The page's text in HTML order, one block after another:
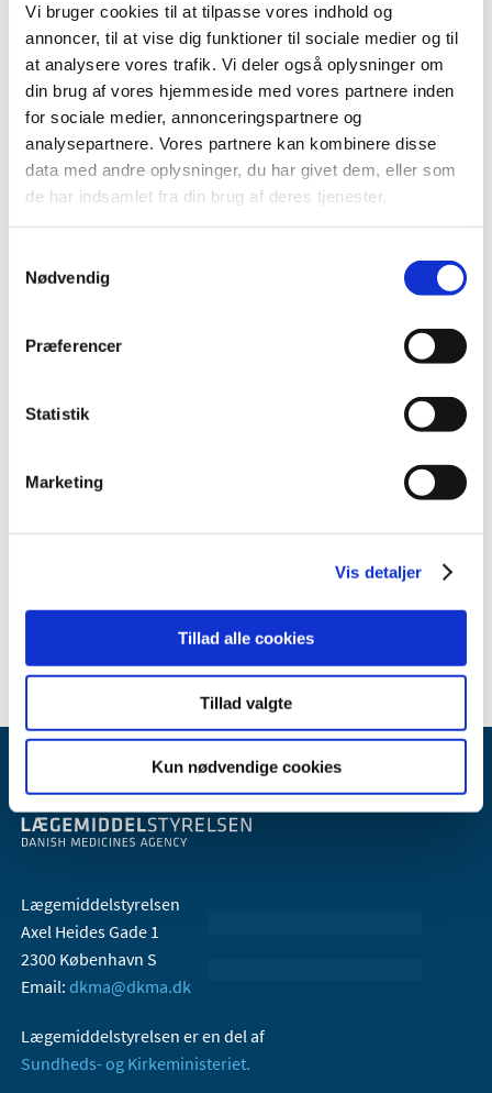
Vi bruger cookies til at tilpasse vores indhold og
annoncer, til at vise dig funktioner til sociale medier og til
at analysere vores trafik. Vi deler også oplysninger om
din brug af vores hjemmeside med vores partnere inden
for sociale medier, annonceringspartnere og
analysepartnere. Vores partnere kan kombinere disse
data med andre oplysninger, du har givet dem, eller som
de har indsamlet fra din brug af deres tjenester.
Nødvendig
Præferencer
Statistik
Marketing
Vis detaljer
Tillad alle cookies
Tillad valgte
Kun nødvendige cookies
februar (2)
januar (2)
2023 (18)
2022 (10)
2021 (32)
2020 (13)
2019 (41)
2018 (46)
2016 (48)
2014 (44)
2012 (44)
2010 (7)
2008 (8)
Lægemiddelstyrelsen
Axel Heides Gade 1
2300 København S
Email: dkma@dkma.dk
Lægemiddelstyrelsen er en del af
Sundheds- og Kirkeministeriet.